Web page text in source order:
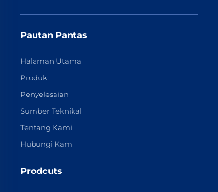
Pautan Pantas
Halaman Utama
Produk
Penyelesaian
Sumber Teknikal
Tentang Kami
Hubungi Kami
Prodcuts